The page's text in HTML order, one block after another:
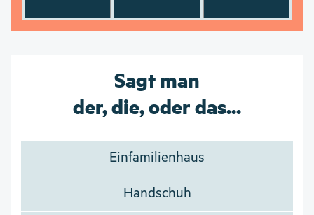
Sagt man
der, die, oder das...
Einfamilienhaus
Handschuh